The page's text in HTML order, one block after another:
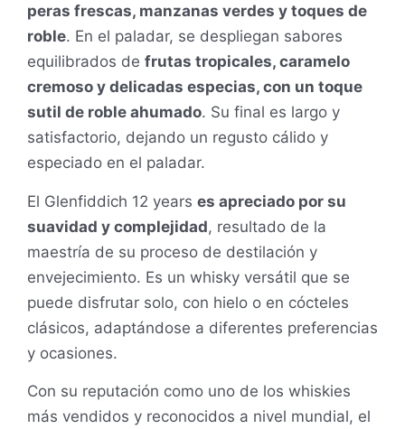
peras frescas, manzanas verdes y toques de
roble. En el paladar, se despliegan sabores
equilibrados de frutas tropicales, caramelo
cremoso y delicadas especias, con un toque
sutil de roble ahumado. Su final es largo y
satisfactorio, dejando un regusto cálido y
especiado en el paladar.
El Glenfiddich 12 years es apreciado por su
suavidad y complejidad, resultado de la
maestría de su proceso de destilación y
envejecimiento. Es un whisky versátil que se
puede disfrutar solo, con hielo o en cócteles
clásicos, adaptándose a diferentes preferencias
y ocasiones.
Con su reputación como uno de los whiskies
más vendidos y reconocidos a nivel mundial, el